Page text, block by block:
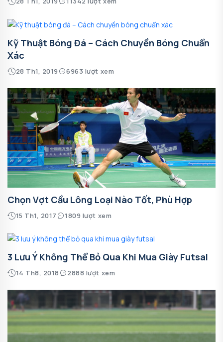
Kỹ Thuật Bóng Đá – Cách Chuyền Bóng Chuẩn
Xác
28 Th1, 2019 6963 lượt xem
Chọn Vợt Cầu Lông Loại Nào Tốt, Phù Hợp
15 Th1, 2017 1809 lượt xem
3 Lưu Ý Không Thể Bỏ Qua Khi Mua Giày Futsal
14 Th8, 2018 2888 lượt xem